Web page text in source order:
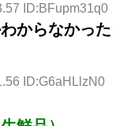
ID:BFupm31q0
からなかった
ID:G6aHLlzN0